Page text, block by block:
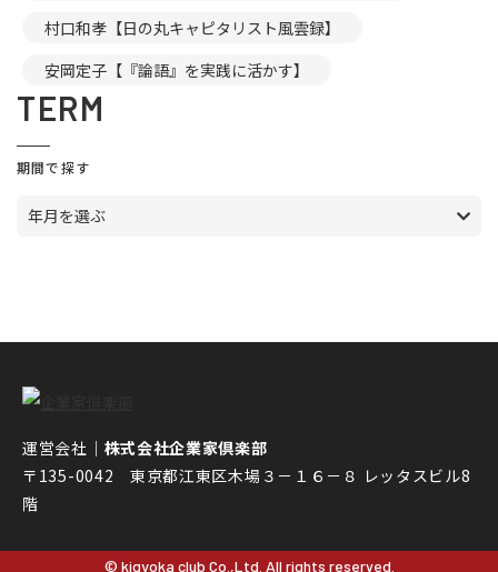
村口和孝【日の丸キャピタリスト風雲録】
安岡定子【『論語』を実践に活かす】
TERM
期間で探す
年月を選ぶ
運営会社｜ 株式会社企業家倶楽部
〒135-0042 東京都江東区木場３－１６－８ レッタスビル8
階
© kigyoka club Co.,Ltd. All rights reserved.